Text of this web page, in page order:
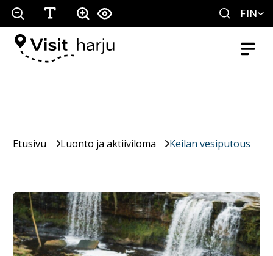
FIN
Etusivu Luonto ja aktiiviloma Keilan vesiputous